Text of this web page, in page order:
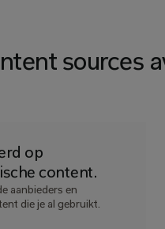
sources
op
content.
aanbieders en
die je al gebruikt.